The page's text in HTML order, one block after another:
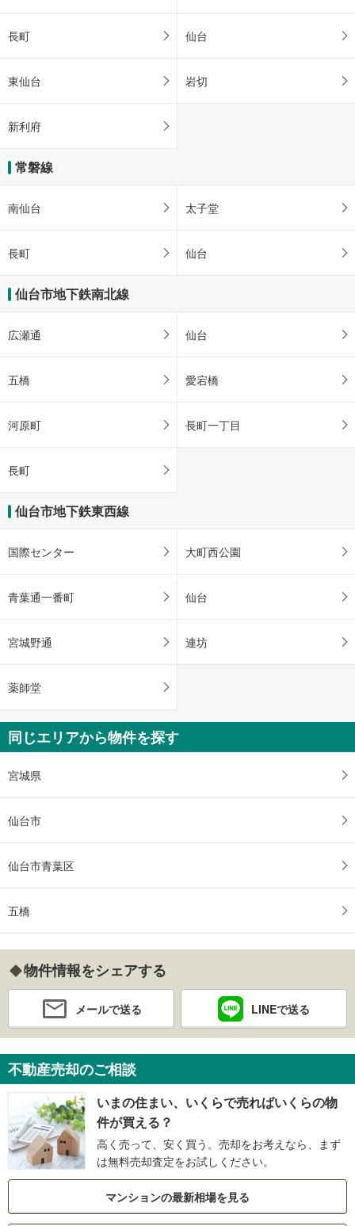
長町 仙台
東仙台 岩切
新利府
常磐線
南仙台 太子堂
長町 仙台
仙台市地下鉄南北線
広瀬通 仙台
五橋 愛宕橋
河原町 長町一丁目
長町
仙台市地下鉄東西線
国際センター 大町西公園
青葉通一番町 仙台
宮城野通 連坊
薬師堂
同じエリアから物件を探す
宮城県
仙台市
仙台市青葉区
五橋
物件情報をシェアする
メールで送る LINEで送る
不動産売却のご相談
いまの住まい、いくらで売ればいくらの物
件が買える？
高く売って、安く買う。売却をお考えなら、まず
は無料売却査定をお試しください。
マンションの最新相場を見る